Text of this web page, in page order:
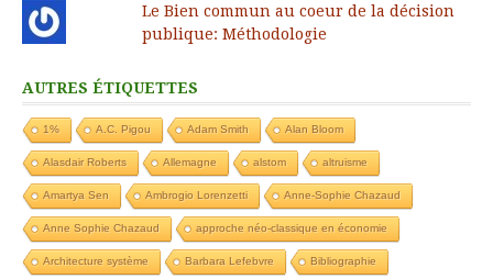
Le Bien commun au coeur de la décision
publique: Méthodologie
AUTRES ÉTIQUETTES
1% A.C. Pigou Adam Smith Alan Bloom
Alasdair Roberts Allemagne alstom altruisme
Amartya Sen Ambrogio Lorenzetti Anne-Sophie Chazaud
Anne Sophie Chazaud approche néo-classique en économie
Architecture système Barbara Lefebvre Bibliographie